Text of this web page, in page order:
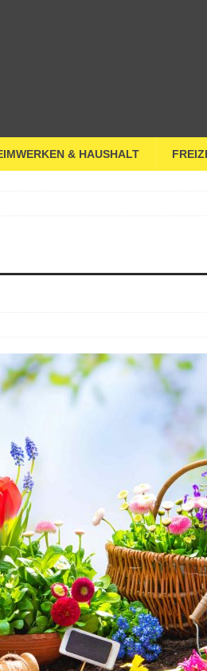
& HAUSHALT